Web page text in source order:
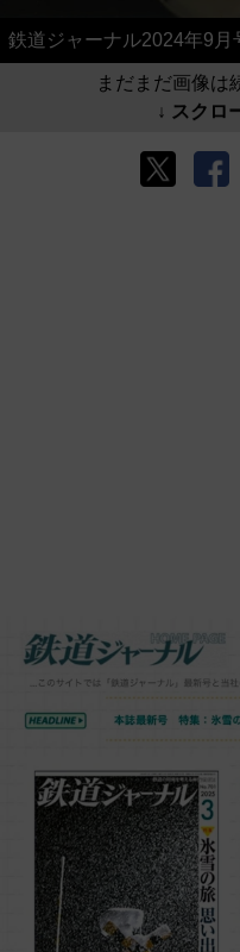
鉄道ジャーナル2024年9月
まだまだ画像は
↓ スクロ